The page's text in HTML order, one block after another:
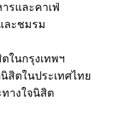
รและคาเฟ่
ละชมรม
ในกรุงเทพฯ
สิตในประเทศไทย
างใจนิสิต